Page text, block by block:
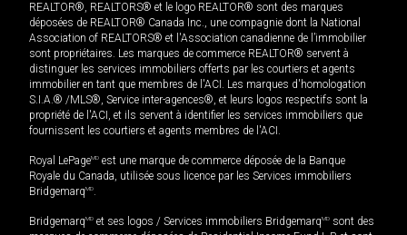
REALTOR®, REALTORS® et le logo REALTOR® sont des marques
déposées de REALTOR® Canada Inc., une compagnie dont la National
Association of REALTORS® et l'Association canadienne de l’immobilier
sont propriétaires. Les marques de commerce REALTOR® servent à
distinguer les services immobiliers offerts par les courtiers et agents
immobilier en tant que membres de l'ACI. Les marques d'homologation
S.I.A.® /MLS®, Service inter-agences®, et leurs logos respectifs sont la
propriété de l'ACI, et ils servent à identifier les services immobiliers que
fournissent les courtiers et agents membres de l'ACI.
Royal LePageMD est une marque de commerce déposée de la Banque
Royale du Canada, utilisée sous licence par les Services immobiliers
BridgemarqMD.
BridgemarqMD et ses logos / Services immobiliers BridgemarqMD sont des